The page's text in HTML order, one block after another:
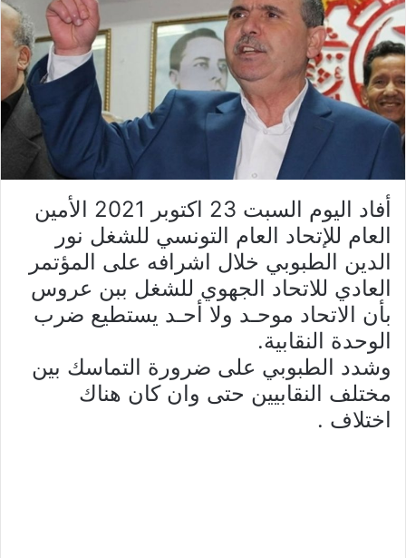
أفاد اليوم السبت 23 اكتوبر 2021 الأمين
العام للإتحاد العام التونسي للشغل نور
الدين الطبوبي خلال اشرافه على المؤتمر
العادي للاتحاد الجهوي للشغل ببن عروس
بأن الاتحاد موحـد ولا أحـد يستطيع ضرب
الوحدة النقابية.
وشدد الطبوبي على ضرورة التماسك بين
مختلف النقابيين حتى وان كان هناك
اختلاف .